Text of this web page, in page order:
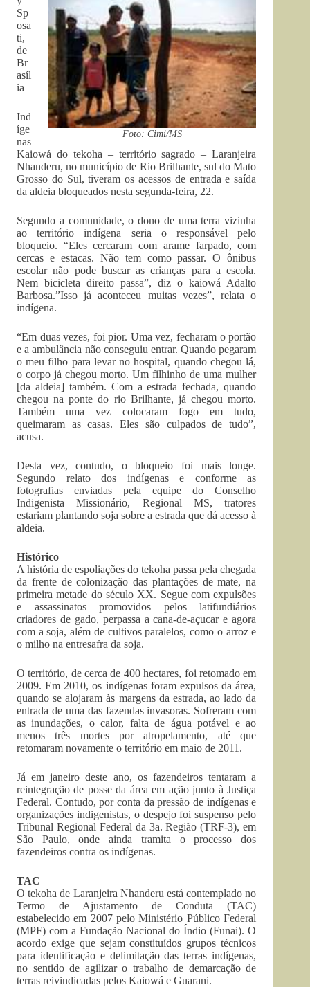
Foto: Cimi/MS
Sp
osa
ti,
de
Br
asíl
ia
Ind
íge
nas
Kaiowá do tekoha – território sagrado – Laranjeira
Nhanderu, no município de Rio Brilhante, sul do Mato
Grosso do Sul, tiveram os acessos de entrada e saída
da aldeia bloqueados nesta segunda-feira, 22.
Segundo a comunidade, o dono de uma terra vizinha
ao território indígena seria o responsável pelo
bloqueio. “Eles cercaram com arame farpado, com
cercas e estacas. Não tem como passar. O ônibus
escolar não pode buscar as crianças para a escola.
Nem bicicleta direito passa”, diz o kaiowá Adalto
Barbosa.”Isso já aconteceu muitas vezes”, relata o
indígena.
“Em duas vezes, foi pior. Uma vez, fecharam o portão
e a ambulância não conseguiu entrar. Quando pegaram
o meu filho para levar no hospital, quando chegou lá,
o corpo já chegou morto. Um filhinho de uma mulher
[da aldeia] também. Com a estrada fechada, quando
chegou na ponte do rio Brilhante, já chegou morto.
Também uma vez colocaram fogo em tudo,
queimaram as casas. Eles são culpados de tudo”,
acusa.
Desta vez, contudo, o bloqueio foi mais longe.
Segundo relato dos indígenas e conforme as
fotografias enviadas pela equipe do Conselho
Indigenista Missionário, Regional MS, tratores
estariam plantando soja sobre a estrada que dá acesso à
aldeia.
Histórico
A história de espoliações do tekoha passa pela chegada
da frente de colonização das plantações de mate, na
primeira metade do século XX. Segue com expulsões
e assassinatos promovidos pelos latifundiários
criadores de gado, perpassa a cana-de-açucar e agora
com a soja, além de cultivos paralelos, como o arroz e
o milho na entresafra da soja.
O território, de cerca de 400 hectares, foi retomado em
2009. Em 2010, os indígenas foram expulsos da área,
quando se alojaram às margens da estrada, ao lado da
entrada de uma das fazendas invasoras. Sofreram com
as inundações, o calor, falta de água potável e ao
menos três mortes por atropelamento, até que
retomaram novamente o território em maio de 2011.
Já em janeiro deste ano, os fazendeiros tentaram a
reintegração de posse da área em ação junto à Justiça
Federal. Contudo, por conta da pressão de indígenas e
organizações indigenistas, o despejo foi suspenso pelo
Tribunal Regional Federal da 3a. Região (TRF-3), em
São Paulo, onde ainda tramita o processo dos
fazendeiros contra os indígenas.
TAC
O tekoha de Laranjeira Nhanderu está contemplado no
Termo de Ajustamento de Conduta (TAC)
estabelecido em 2007 pelo Ministério Público Federal
(MPF) com a Fundação Nacional do Índio (Funai). O
acordo exige que sejam constituídos grupos técnicos
para identificação e delimitação das terras indígenas,
no sentido de agilizar o trabalho de demarcação de
terras reivindicadas pelos Kaiowá e Guarani.